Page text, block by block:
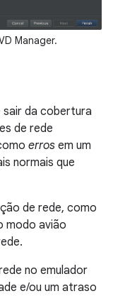
Manager.
da cobertura
de rede
erros em um
normais que
de rede, como
modo avião
no emulador
e/ou um atraso